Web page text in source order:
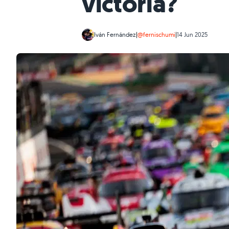
Iván Fernández|@fernischumi|14 Jun 2025